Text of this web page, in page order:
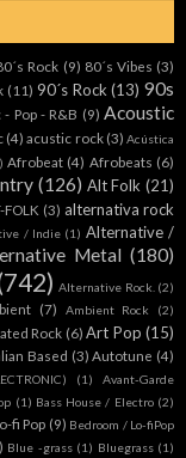
Rock (9) 80´s Vibes (3)
(11) 90´s Rock (13) 90s
Pop - R&B (9) Acoustic
(4) acustic rock (3) Acústica
Afrobeat (4) Afrobeats (6)
(126) Alt Folk (21)
FOLK (3) alternativa rock
/ Indie (1) Alternative /
Metal (180)
Alternative Rock. (2)
(7) Ambient Rock (2)
Rock (6) Art Pop (15)
Based (3) Autotune (4)
(1)
Avant-Garde
(1) Bass House / Electro (2)
fi Pop (9) Bedroom / Lo-fiPop
Blue -grass (1) Bluegrass (1)